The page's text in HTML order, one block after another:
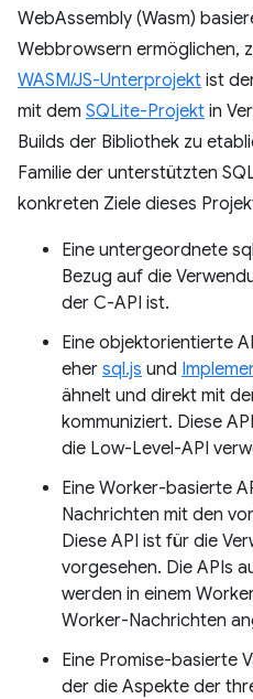
WebAssembly (Wasm)
Webbrowsern ermöglichen,
WASM/JS-Unterprojekt ist
mit dem SQLite-Projekt in
Builds der Bibliothek zu
Familie der unterstützten
konkreten Ziele dieses
Eine untergeordnete
Bezug auf die
der C-API ist.
Eine objektorientierte
eher sql.js und
ähnelt und direkt mit
kommuniziert. Diese
die Low-Level-API
Eine Worker-basierte
Nachrichten mit den
Diese API ist für die
vorgesehen. Die APIs
werden in einem
Worker-Nachrichten
Eine Promise-basierte
der die Aspekte der